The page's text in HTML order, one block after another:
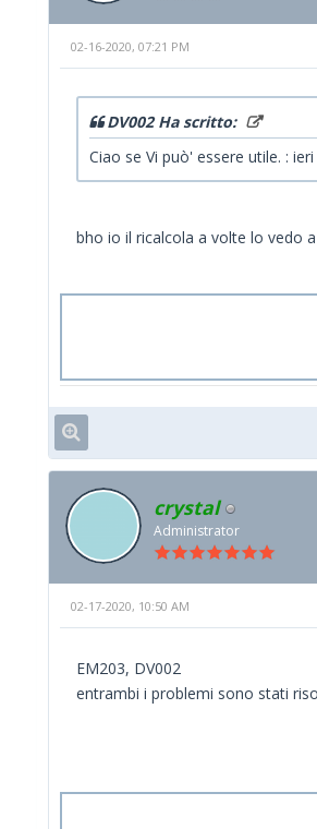
02-16-2020, 07:21 PM
DV002 Ha scritto:
Ciao se Vi può' essere utile. :
bho io il ricalcola a volte lo vedo
crystal
Administrator
02-17-2020, 10:50 AM
EM203, DV002
entrambi i problemi sono stati